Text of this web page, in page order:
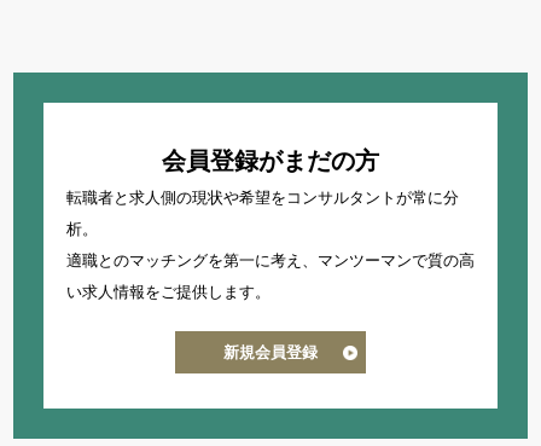
会員登録がまだの方
転職者と求人側の現状や希望をコンサルタントが常に分
析。
適職とのマッチングを第一に考え、 マンツーマンで質の高
い求人情報をご提供します。
新規会員登録